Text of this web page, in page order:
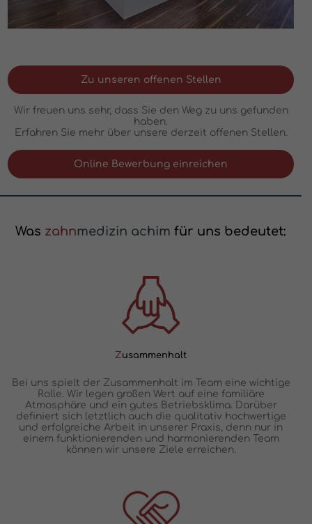
Zu unseren offenen Stellen
Wir freuen uns sehr, dass Sie den Weg zu uns gefunden
haben.
Erfahren Sie mehr über unsere derzeit offenen Stellen.
Online Bewerbung einreichen
Was zahnmedizin achim für uns bedeutet:
Zusammenhalt
Bei uns spielt der Zusammenhalt im Team eine wichtige
Rolle. Wir legen großen Wert auf eine familiäre
Atmosphäre und ein gutes Betriebsklima. Darüber
definiert sich letztlich auch die qualitativ hochwertige
und erfolgreiche Arbeit in unserer Praxis, denn nur in
einem funktionierenden und harmonierenden Team
können wir unsere Ziele erreichen.